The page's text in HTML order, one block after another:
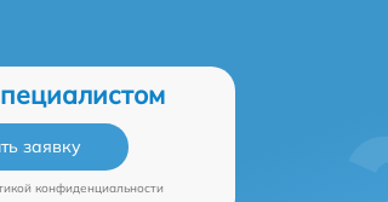
заявку
конфиденциальности